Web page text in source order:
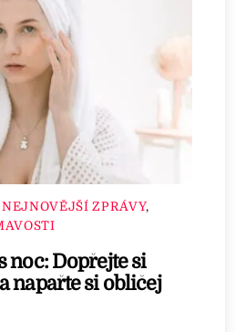
NEJNOVĚJŠÍ ZPRÁVY,
noc: Dopřejte si
napařte si obličej